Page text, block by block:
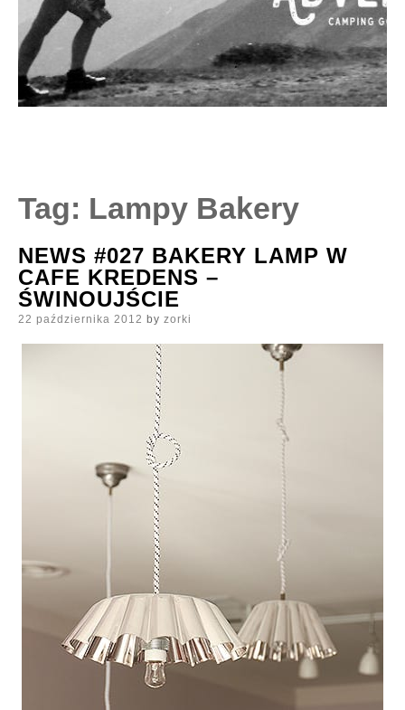
Tag: Lampy Bakery
NEWS #027 BAKERY LAMP W
CAFE KREDENS –
ŚWINOUJŚCIE
Posted
22 października 2012 by zorki